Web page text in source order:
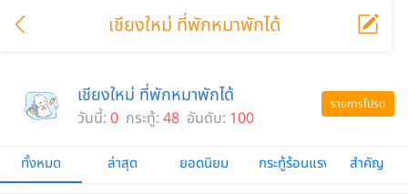
เชียงใหม่ ที่พักหมาพักได้
รายการโปรด
เชียงใหม่ ที่พักหมาพักได้
วันนี้: 0 กระทู้: 48 อันดับ: 100
ทั้งหมด ล่าสุด ยอดนิยม กระทู้ร้อนแรง สำคัญ